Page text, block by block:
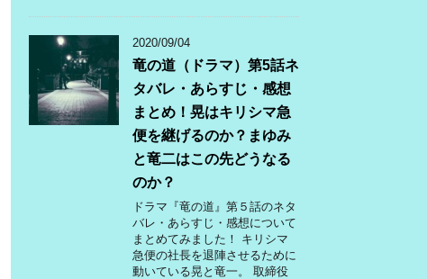
2020/09/04
竜の道（ドラマ）第5話ネ
タバレ・あらすじ・感想
まとめ！晃はキリシマ急
便を継げるのか？まゆみ
と竜二はこの先どうなる
のか？
ドラマ『竜の道』第５話のネタ
バレ・あらすじ・感想について
まとめてみました！ キリシマ
急便の社長を退陣させるために
動いている晃と竜一。 取締役